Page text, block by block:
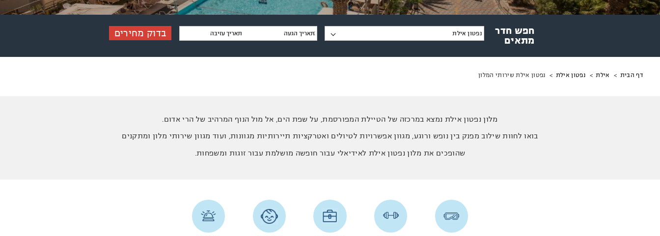
חפש חדר
מתאים
נפטון אילת בדוק מחירים
מיקומך
דף הבית אילת נפטון אילת נפטון אילת שירותי המלון
מלון נפטון אילת נמצא במרכזה של הטיילת המפורסמת, על שפת הים, אל מול הנוף המרהיב של הרי אדום.
בואו לחוות שילוב מפנק בין נופש ורוגע, מגוון אפשרויות לטיולים ואטרקציות תיירותיות מגוונות, ועוד מגוון שירותי מלון ומתקנים
שהופכים את מלון נפטון אילת לאידיאלי עבור חופשה מושלמת עבור זוגות ומשפחות.